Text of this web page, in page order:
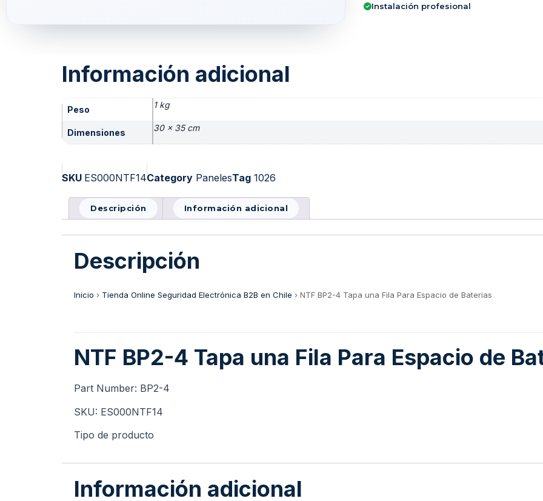
Instalación profesional
Información adicional
Peso 1 kg
Dimensiones 30 × 35 cm
SKU ES000NTF14Category PanelesTag 1026
Descripción Información adicional
Descripción
Inicio › Tienda Online Seguridad Electrónica B2B en Chile › NTF BP2-4 Tapa una Fila Para Espacio de Baterias
NTF BP2-4 Tapa una Fila Para Espacio de
Part Number: BP2-4
SKU: ES000NTF14
Tipo de producto
Información adicional